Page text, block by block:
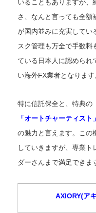
いることもありますが、
さ、なんと言っても全額
が国内並みに充実してい
スク管理も万全で手数料
ている日本人に認められ
い海外FX業者となります
特に信託保全と、特典の
「オートチャーティスト」
の魅力と言えます。この
していきますが、専業
ダーさんまで満足できま
AXIORY(ア